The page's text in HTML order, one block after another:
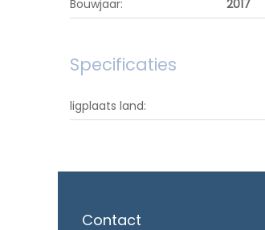
Bouwjaar: 2017
Specificaties
ligplaats land:
Contact